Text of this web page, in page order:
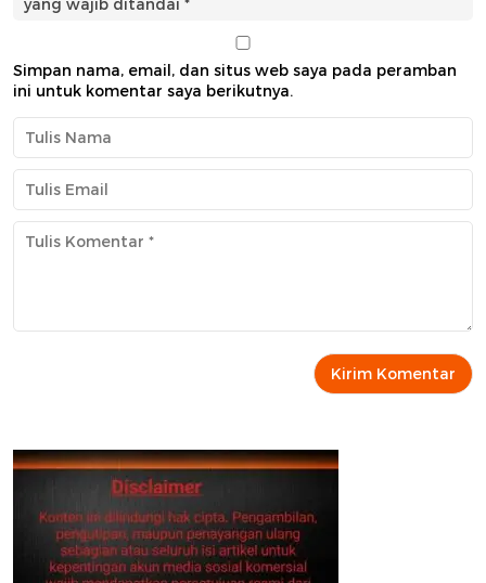
yang wajib ditandai *
Simpan nama, email, dan situs web saya pada peramban
ini untuk komentar saya berikutnya.